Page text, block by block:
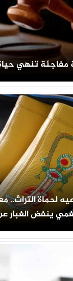
مفاجئة تنهي
لحماة
ينفض الغبار